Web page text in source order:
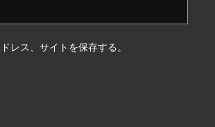
レス、サイトを保存する。